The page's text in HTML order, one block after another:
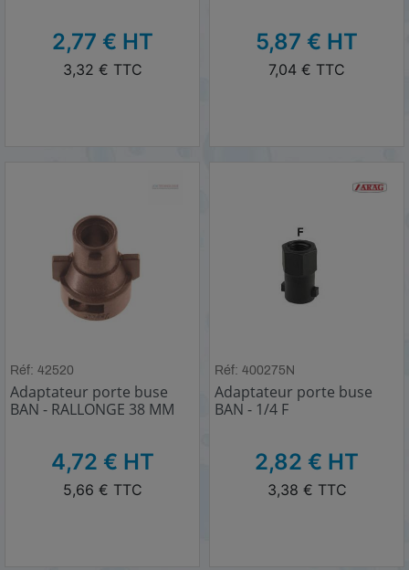
2,77 € HT
3,32 € TTC
5,87 € HT
7,04 € TTC
Réf: 42520
Adaptateur porte buse
BAN - RALLONGE 38 MM
4,72 € HT
5,66 € TTC
Réf: 400275N
Adaptateur porte buse
BAN - 1/4 F
2,82 € HT
3,38 € TTC